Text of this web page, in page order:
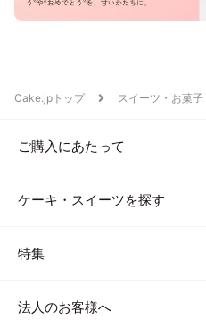
Cake.jpトップ スイーツ・お菓子
ご購入にあたって
ケーキ・スイーツを探す
特集
法人のお客様へ